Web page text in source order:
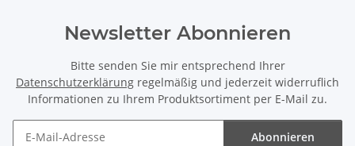
Newsletter Abonnieren
Bitte senden Sie mir entsprechend Ihrer
Datenschutzerklärung regelmäßig und jederzeit widerruflich
Informationen zu Ihrem Produktsortiment per E-Mail zu.
Abonnieren